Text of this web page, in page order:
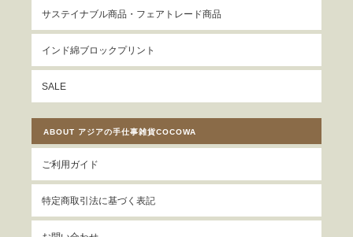
サステイナブル商品・フェアトレード商品
インド綿ブロックプリント
SALE
ABOUT アジアの手仕事雑貨COCOWA
ご利用ガイド
特定商取引法に基づく表記